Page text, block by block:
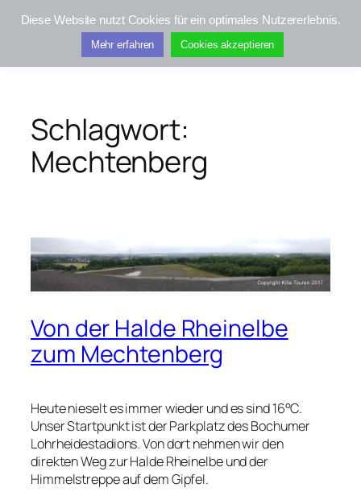
Zum
Kifis-Touren
Schlagwort:
Mechtenberg
Von der Halde Rheinelbe
zum Mechtenberg
Heute nieselt es immer wieder und es sind 16°C.
Unser Startpunkt ist der Parkplatz des Bochumer
Lohrheidestadions. Von dort nehmen wir den
direkten Weg zur Halde Rheinelbe und der
Himmelstreppe auf dem Gipfel.
Diese Website nutzt Cookies für ein optimales Nutzererlebnis.
Mehr erfahren Cookies akzeptieren